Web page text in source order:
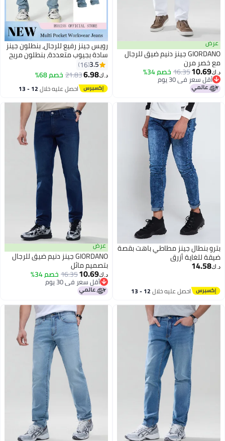
عرض
GIORDANO جينز دنيم ضيق للرجال
مع خصر مرن
د.ك‏10.69
16.35خصم 34%
أقل سعر في 30 يوم
أقل سعر في 30 يوم
رويس جينز رفيع للرجال، بنطلون جينز
سادة بجيوب متعددة، بنطلون مريح
ومناسب للبشرة للرجال، مناسب
للارتداء اليومي، للأنشطة الخارجية أو
أي أنشطة بدنية
3.5
16
د.ك‏6.98
21.83خصم 68%
احصل عليه خلال 12 - 13
بترو بنطال جينز مطاطي باهت بقصة
ضيقة للغاية أزرق
د.ك‏14.58
احصل عليه خلال 12 - 13
عرض
GIORDANO جينز دنيم ضيق للرجال
بتصميم مائل
د.ك‏10.69
16.35خصم 34%
أقل سعر في 30 يوم
أقل سعر في 30 يوم